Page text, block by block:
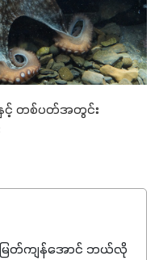
နှင့် တစ်ပတ်အတွင်း
မြတ်ကျန်အောင် ဘယ်လို